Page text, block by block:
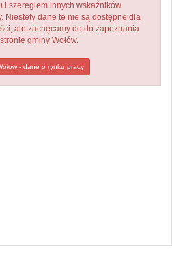
i szeregiem innych wskaźników
Niestety dane te nie są dostępne dla
ale zachęcamy do do zapoznania
gminy Wołów.
- dane o rynku pracy